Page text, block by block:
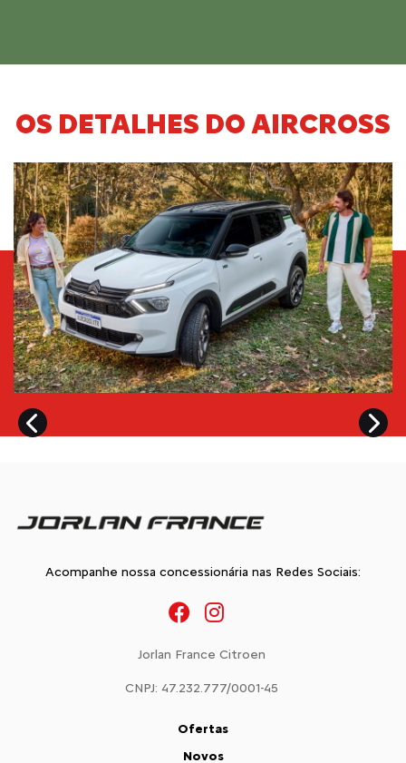
Anterior
Acompanhe nossa concessionária nas Redes Sociais:
Jorlan France Citroen
CNPJ: 47.232.777/0001-45
Ofertas
Novos